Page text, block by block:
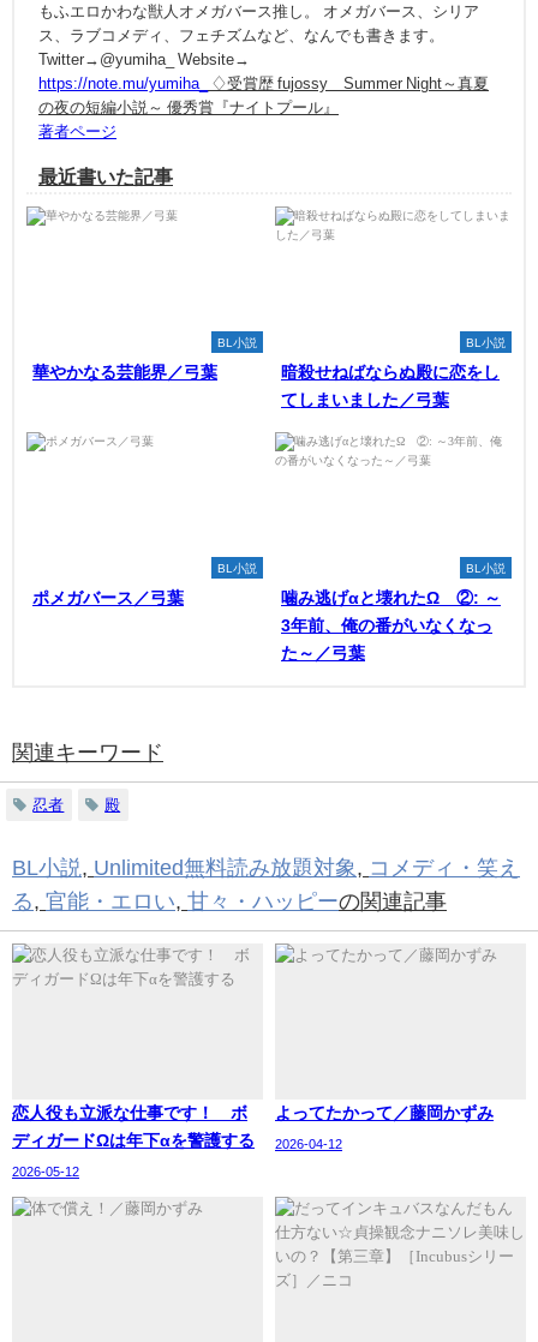
もふエロかわな獣人オメガバース推し。 オメガバース、シリア
ス、ラブコメディ、フェチズムなど、なんでも書きます。
Twitter→@yumiha_ Website→
https://note.mu/yumiha_
♢受賞歴 fujossy Summer Night～真夏
の夜の短編小説～ 優秀賞『ナイトプール』
著者ページ
最近書いた記事
BL小説
華やかなる芸能界／弓葉
BL小説
暗殺せねばならぬ殿に恋をし
てしまいました／弓葉
BL小説
ポメガバース／弓葉
BL小説
噛み逃げαと壊れたΩ ②: ～
3年前、俺の番がいなくなっ
た～／弓葉
関連キーワード
忍者 殿
BL小説, Unlimited無料読み放題対象 , コメディ・笑え
る, 官能・エロい, 甘々・ハッピーの関連記事
恋人役も立派な仕事です！ ボ
ディガードΩは年下αを警護する
2026-05-12
よってたかって／藤岡かずみ
2026-04-12